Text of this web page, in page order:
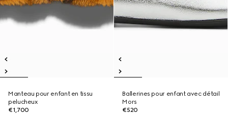
Manteau pour enfant en tissu
pelucheux
€1,700
Ballerines pour enfant avec détail
Mors
€520